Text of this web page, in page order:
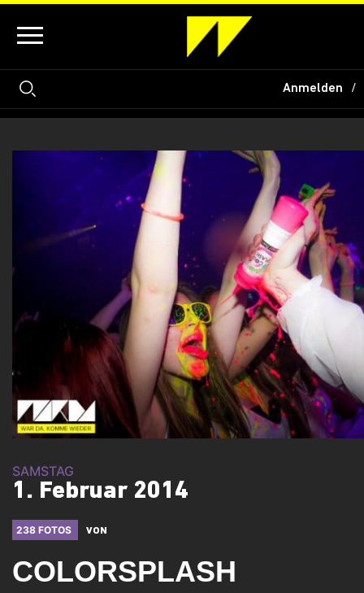
Anmelden
SAMSTAG
1. Februar 2014
238 FOTOS VON
COLORSPLASH